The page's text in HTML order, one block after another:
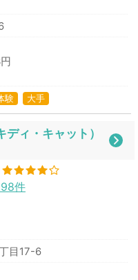
験 大手
ィ・キャット）
件
目17-6